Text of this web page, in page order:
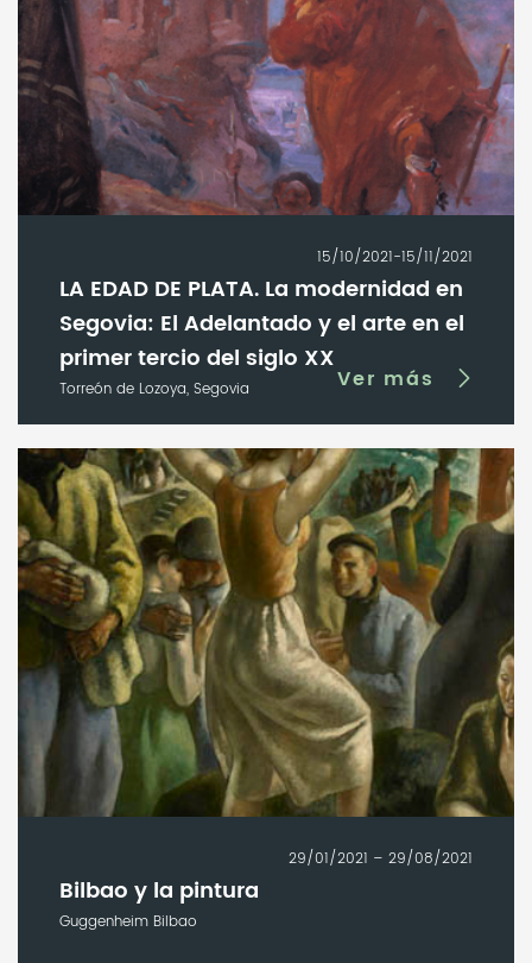
15/10/2021-15/11/2021
LA EDAD DE PLATA. La modernidad en
Segovia: El Adelantado y el arte en el
primer tercio del siglo XX
Torreón de Lozoya, Segovia Ver más
29/01/2021 – 29/08/2021
Bilbao y la pintura
Guggenheim Bilbao